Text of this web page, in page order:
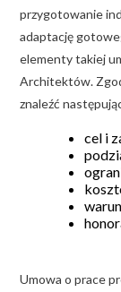
przygotowanie
adaptację
elementy takiej
Architektów.
znaleźć
cel i
Umowa o prace